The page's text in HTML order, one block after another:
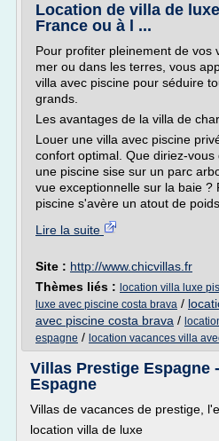
Location de villa de
France ou à l ...
Pour profiter pleinement de vos
mer ou dans les terres, vous
villa avec piscine pour séduire
grands.
Les avantages de la villa de
Louer une villa avec piscine
confort optimal. Que diriez-
une piscine sise sur un parc
vue exceptionnelle sur la baie ?
piscine s'avère un atout de
Lire la suite
Site : http://www.chicvillas.fr
Thèmes liés : location villa luxe
luxe avec piscine costa brava /
avec piscine costa brava /
espagne / location vacances villa
Villas Prestige Espagne
Espagne
Villas de vacances de prestige,
location villa de luxe